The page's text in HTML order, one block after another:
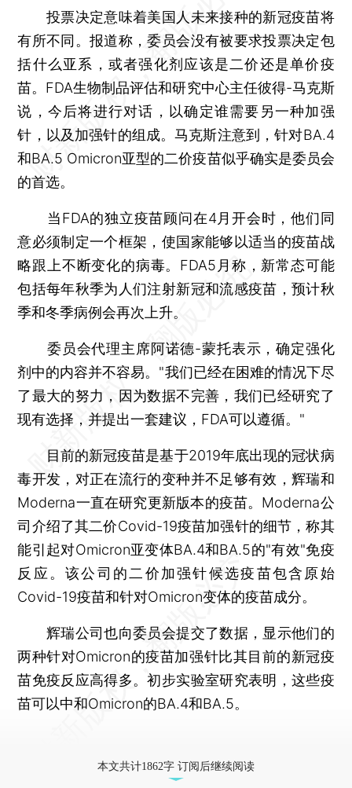
投票决定意味着美国人未来接种的新冠疫苗将
有所不同。报道称，委员会没有被要求投票决定包
括什么亚系，或者强化剂应该是二价还是单价疫
苗。FDA生物制品评估和研究中心主任彼得-马克斯
说，今后将进行对话，以确定谁需要另一种加强
针，以及加强针的组成。马克斯注意到，针对BA.4
和BA.5 Omicron亚型的二价疫苗似乎确实是委员会
的首选。
当FDA的独立疫苗顾问在4月开会时，他们同
意必须制定一个框架，使国家能够以适当的疫苗战
略跟上不断变化的病毒。FDA5月称，新常态可能
包括每年秋季为人们注射新冠和流感疫苗，预计秋
季和冬季病例会再次上升。
委员会代理主席阿诺德-蒙托表示，确定强化
剂中的内容并不容易。"我们已经在困难的情况下尽
了最大的努力，因为数据不完善，我们已经研究了
现有选择，并提出一套建议，FDA可以遵循。"
目前的新冠疫苗是基于2019年底出现的冠状病
毒开发，对正在流行的变种并不足够有效，辉瑞和
Moderna一直在研究更新版本的疫苗。Moderna公
司介绍了其二价Covid-19疫苗加强针的细节，称其
能引起对Omicron亚变体BA.4和BA.5的"有效"免疫
反应。该公司的二价加强针候选疫苗包含原始
Covid-19疫苗和针对Omicron变体的疫苗成分。
辉瑞公司也向委员会提交了数据，显示他们的
两种针对Omicron的疫苗加强针比其目前的新冠疫
苗免疫反应高得多。初步实验室研究表明，这些疫
苗可以中和Omicron的BA.4和BA.5。
本文共计1862字 订阅后继续阅读